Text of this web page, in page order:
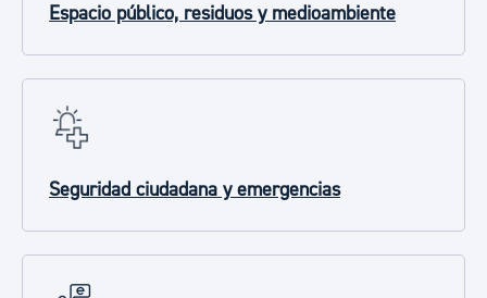
Espacio público, residuos y medioambiente
Seguridad ciudadana y emergencias